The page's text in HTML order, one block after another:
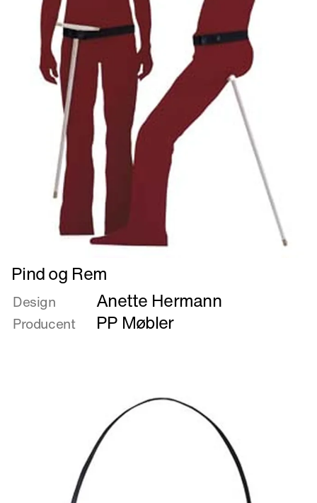
Læs
mere
om
Pind
og
Pind og Rem
Design Anette Hermann
Producent PP Møbler